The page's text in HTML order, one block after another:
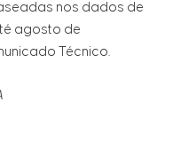
nos dados de
agosto de
Técnico.